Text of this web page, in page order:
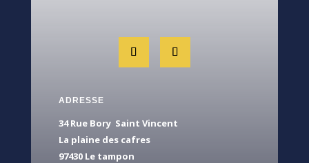
ADRESSE
34 Rue Bory Saint Vincent
La plaine des cafres
97430 Le tampon